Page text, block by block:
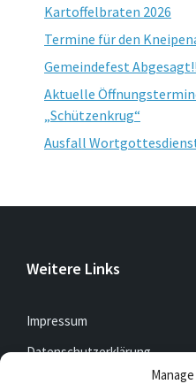
Kartoffelbraten 2026
Termine für den
Gemeindefest
Aktuelle
„Schützenkrug“
Ausfall
Weitere Links
Impressum
Datenschutzerklärung